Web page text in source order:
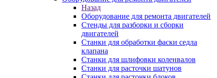
Назад
Оборудование для ремонта двигателей
Стенды для разборки и сборки
двигателей
Станки для обработки фаски седла
клапана
Станки для шлифовки коленвалов
Станки для расточки шатунов